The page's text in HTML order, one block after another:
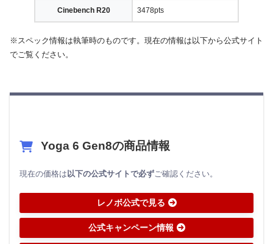
Cinebench R20 3478pts
※スペック情報は執筆時のものです。現在の情報は以下から公式サイト
でご覧ください。
Yoga 6 Gen8の商品情報
現在の価格は以下の公式サイトで必ずご確認ください。
レノボ公式で見る
公式キャンペーン情報